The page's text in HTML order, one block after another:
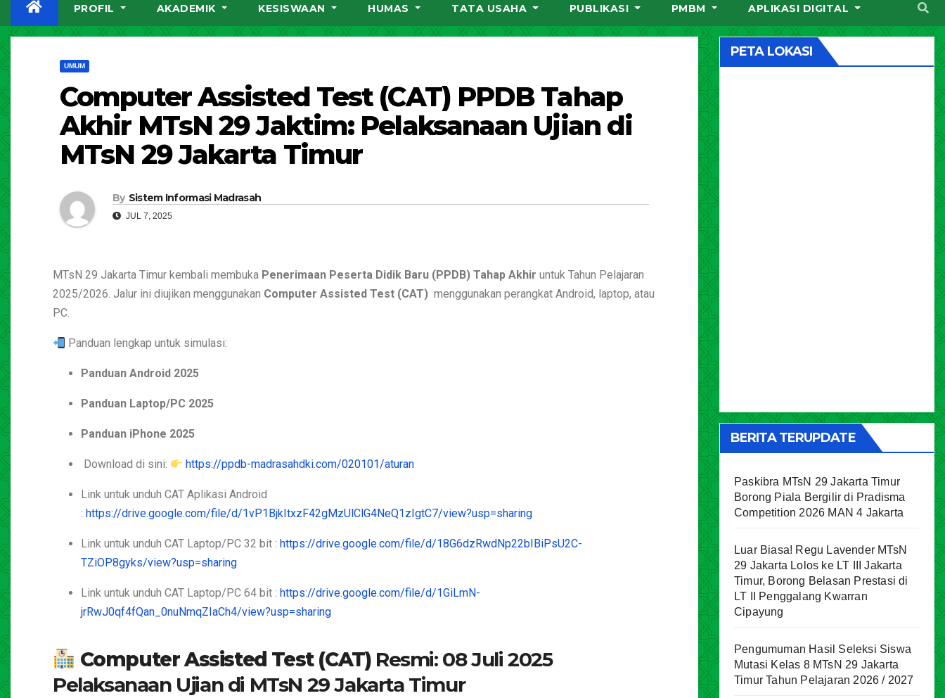
PROFIL AKADEMIK KESISWAAN HUMAS TATA USAHA PUBLIKASI PMBM APLIKASI DIGITAL
UMUM
Computer Assisted Test (CAT) PPDB Tahap
Akhir MTsN 29 Jaktim: Pelaksanaan Ujian di
MTsN 29 Jakarta Timur
By Sistem Informasi Madrasah
JUL 7, 2025
MTsN 29 Jakarta Timur kembali membuka Penerimaan Peserta Didik Baru (PPDB) Tahap Akhir untuk Tahun Pelajaran
2025/2026. Jalur ini diujikan menggunakan Computer Assisted Test (CAT) menggunakan perangkat Android, laptop, atau
PC.
Panduan lengkap untuk simulasi:
Panduan Android 2025
Panduan Laptop/PC 2025
Panduan iPhone 2025
Download di sini: https://ppdb-madrasahdki.com/020101/aturan
Link untuk unduh CAT Aplikasi Android
: https://drive.google.com/file/d/1vP1BjkItxzF42gMzUlClG4NeQ1zIgtC7/view?usp=sharing
Link untuk unduh CAT Laptop/PC 32 bit : https://drive.google.com/file/d/18G6dzRwdNp22bIBiPsU2C-
TZiOP8gyks/view?usp=sharing
Link untuk unduh CAT Laptop/PC 64 bit : https://drive.google.com/file/d/1GiLmN-
jrRwJ0qf4fQan_0nuNmqZIaCh4/view?usp=sharing
Computer Assisted Test (CAT)Resmi: 08 Juli 2025
Pelaksanaan Ujian di MTsN 29 Jakarta Timur
PETA LOKASI
BERITA TERUPDATE
Paskibra MTsN 29 Jakarta Timur
Borong Piala Bergilir di Pradisma
Competition 2026 MAN 4 Jakarta
Luar Biasa! Regu Lavender MTsN
29 Jakarta Lolos ke LT III Jakarta
Timur, Borong Belasan Prestasi di
LT II Penggalang Kwarran
Cipayung
Pengumuman Hasil Seleksi Siswa
Mutasi Kelas 8 MTsN 29 Jakarta
Timur Tahun Pelajaran 2026 / 2027